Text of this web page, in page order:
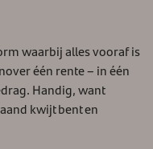
waarbij alles vooraf is
één rente – in één
Handig, want
kwijt bent en